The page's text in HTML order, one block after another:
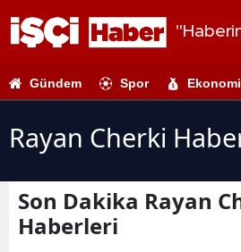
Gündem Spor Ekonomi
Rayan Cherki
Son Dakika Rayan
Haberleri